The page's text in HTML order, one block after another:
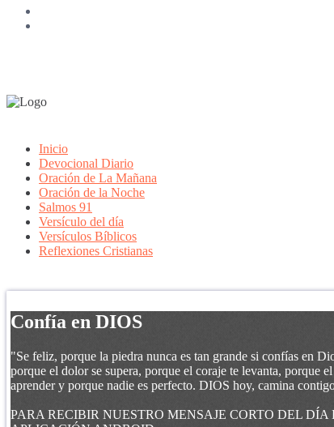
Inicio
Devocional Diario
Oración de La Mañana
Oración de la Noche
Salmos 91
Versículo del día
Versículos Bíblicos
Reflexiones Cristianas
Confía en DIOS
"Se feliz, porque la piedra nunca es tan grande si confías en
porque el dolor se supera, porque el coraje te levanta, porque
aprender y porque nadie es perfecto. DIOS hoy, camina
PARA RECIBIR NUESTRO MENSAJE CORTO DEL